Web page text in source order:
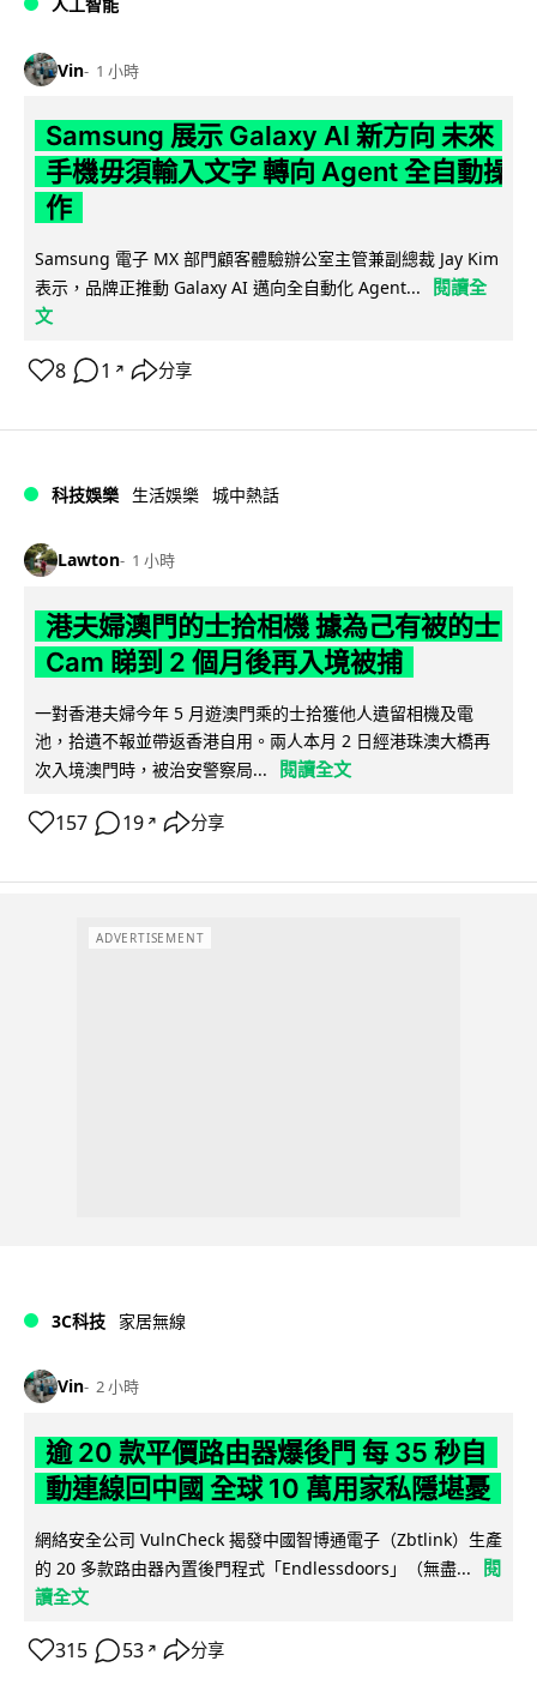
人工智能
Vin 1 小時
Samsung 展示 Galaxy AI 新方向 未來
手機毋須輸入文字 轉向 Agent 全自動操
作
Samsung 電子 MX 部門顧客體驗辦公室主管兼副總裁 Jay Kim
表示，品牌正推動 Galaxy AI 邁向全自動化 Agent...
閱讀全
文
8 1 ↗ 分享
科技娛樂 生活娛樂 城中熱話
Lawton 1 小時
港夫婦澳門的士拾相機 據為己有被的士
Cam 睇到 2 個月後再入境被捕
一對香港夫婦今年 5 月遊澳門乘的士拾獲他人遺留相機及電
池，拾遺不報並帶返香港自用。兩人本月 2 日經港珠澳大橋再
次入境澳門時，被治安警察局...
閱讀全文
157 19 ↗ 分享
ADVERTISEMENT
3C科技 家居無線
Vin 2 小時
逾 20 款平價路由器爆後門 每 35 秒自
動連線回中國 全球 10 萬用家私隱堪憂
網絡安全公司 VulnCheck 揭發中國智博通電子（Zbtlink）生產
的 20 多款路由器內置後門程式「Endlessdoors」（無盡...
閱
讀全文
315 53 ↗ 分享